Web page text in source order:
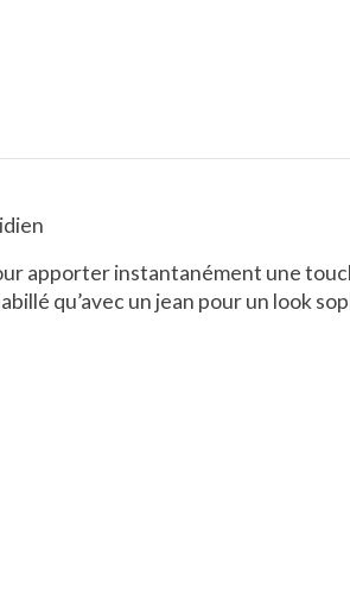
apporter instantanément une
qu’avec un jean pour un look